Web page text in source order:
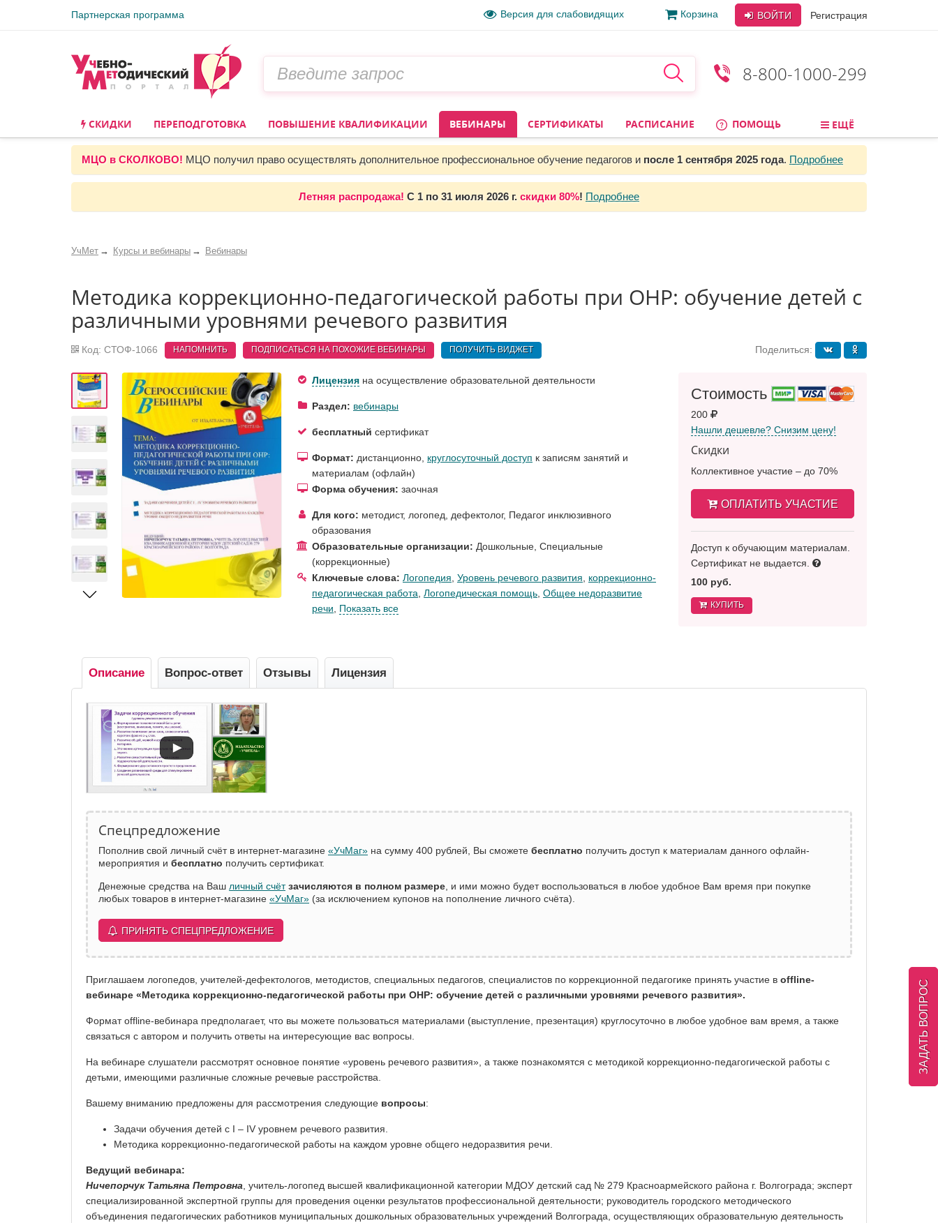
Партнерская программа Версия для слабовидящих Корзина ВОЙТИ Регистрация
8-800-1000-299
СКИДКИ ПЕРЕПОДГОТОВКА ПОВЫШЕНИЕ КВАЛИФИКАЦИИ ВЕБИНАРЫ СЕРТИФИКАТЫ РАСПИСАНИЕ ПОМОЩЬ ЕЩЁ
МЦО в СКОЛКОВО! МЦО получил право осуществлять дополнительное профессиональное обучение педагогов и после 1 сентября 2025 года. Подробнее
Летняя распродажа! С 1 по 31 июля 2026 г. скидки 80%! Подробнее
УчМет Курсы и вебинары Вебинары
Методика коррекционно-педагогической работы при ОНР: обучение детей с
различными уровнями речевого развития
Код: СТОФ-1066 НАПОМНИТЬ ПОДПИСАТЬСЯ НА ПОХОЖИЕВЕБИНАРЫ ПОЛУЧИТЬ ВИДЖЕТ Поделиться:
Лицензия на осуществление образовательной деятельности
Раздел: вебинары
бесплатный сертификат
Формат: дистанционно, круглосуточный доступ к записям занятий и
материалам (офлайн)
Форма обучения: заочная
Для кого: методист, логопед, дефектолог, Педагог инклюзивного
образования
Образовательные организации: Дошкольные, Специальные
(коррекционные)
Ключевые слова: Логопедия, Уровень речевого развития, коррекционно-
педагогическая работа, Логопедическая помощь, Общее недоразвитие
речи, Показать все
Стоимость
200
Нашли дешевле? Снизим цену!
Скидки
Коллективное участие – до 70%
ОПЛАТИТЬ УЧАСТИЕ
Доступ к обучающим материалам.
Сертификат не выдается.
100 руб.
КУПИТЬ
Описание Вопрос-ответ Отзывы Лицензия
Спецпредложение
Пополнив свой личный счёт в интернет-магазине «УчМаг» на сумму 400 рублей, Вы сможете бесплатно получить доступ к материалам данного офлайн-
мероприятия и бесплатно получить сертификат.
Денежные средства на Ваш личный счёт зачисляются в полном размере, и ими можно будет воспользоваться в любое удобное Вам время при покупке
любых товаров в интернет-магазине «УчМаг» (за исключением купонов на пополнение личного счёта).
ПРИНЯТЬ СПЕЦПРЕДЛОЖЕНИЕ
Приглашаем логопедов, учителей-дефектологов, методистов, специальных педагогов, специалистов по коррекционной педагогике принять участие в offline-
вебинаре «Методика коррекционно-педагогической работы при ОНР: обучение детей с различными уровнями речевого развития».
Формат offline-вебинара предполагает, что вы можете пользоваться материалами (выступление, презентация) круглосуточно в любое удобное вам время, а также
связаться с автором и получить ответы на интересующие вас вопросы.
На вебинаре слушатели рассмотрят основное понятие «уровень речевого развития», а также познакомятся с методикой коррекционно-педагогической работы с
детьми, имеющими различные сложные речевые расстройства.
Вашему вниманию предложены для рассмотрения следующие вопросы:
Задачи обучения детей с I – IV уровнем речевого развития.
Методика коррекционно-педагогической работы на каждом уровне общего недоразвития речи.
Ведущий вебинара:
Ничепорчук Татьяна Петровна, учитель-логопед высшей квалификационной категории МДОУ детский сад № 279 Красноармейского района г. Волгограда; эксперт
специализированной экспертной группы для проведения оценки результатов профессиональной деятельности; руководитель городского методического
объединения педагогических работников муниципальных дошкольных образовательных учреждений Волгограда, осуществляющих образовательную деятельность
ЗАДАТЬ ВОПРОС